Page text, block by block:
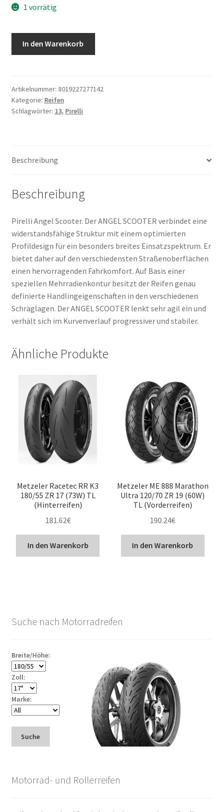
1 vorrätig
-
13
60P
Menge
In den Warenkorb
Artikelnummer: 8019227277142
Kategorie: Reifen
Schlagwörter: 13, Pirelli
Beschreibung
Beschreibung
Pirelli Angel Scooter. Der ANGEL SCOOTER verbindet eine
widerstandsfähige Struktur mit einem optimierten
Profildesign für ein besonders breites Einsatzspektrum. Er
bietet daher auf den verschiedensten Straßenoberflächen
einen hervorragenden Fahrkomfort. Auf Basis einer
speziellen Mehrradienkontur besitzt der Reifen genau
definierte Handlingeigenschaften in den verschiedenen
Schräglagen. Der ANGEL SCOOTER lenkt sehr agil ein und
verhält sich im Kurvenverlauf progressiver und stabiler.
Ähnliche Produkte
Metzeler Racetec RR K3
180/55 ZR 17 (73W) TL
(Hinterreifen)
181.62€
In den Warenkorb
Metzeler ME 888 Marathon
Ultra 120/70 ZR 19 (60W)
TL (Vorderreifen)
190.24€
In den Warenkorb
Suche nach Motorradreifen
Breite/Höhe:
Zoll:
Marke:
Suche
Motorrad- und Rollerreifen